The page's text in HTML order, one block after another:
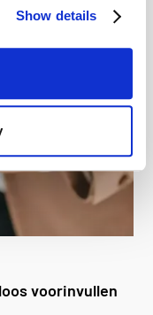
Show details
voorinvullen